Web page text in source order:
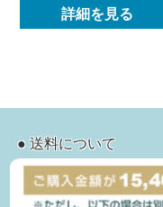
詳細を見る
● 送料について